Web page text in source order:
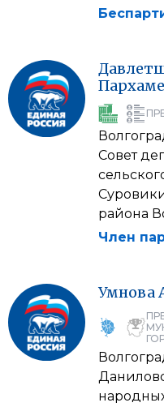
Совет
района
Член
Умнова